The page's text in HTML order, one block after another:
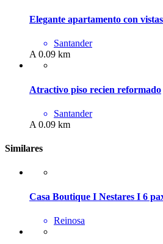
Elegante apartamento con
Santander
A 0.09 km
Atractivo piso recien reformado
Santander
A 0.09 km
Similares
Casa Boutique I Nestares I 6
Reinosa